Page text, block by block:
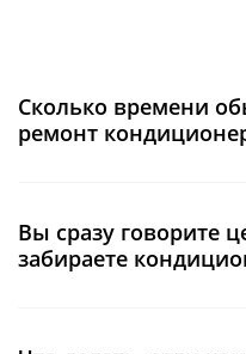
Сколько времени
ремонт
Вы сразу говорите
забираете